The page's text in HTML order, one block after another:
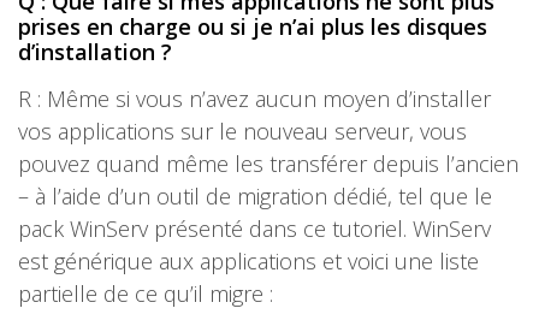
prises en charge ou si je n’ai plus les disques
d’installation ?
R : Même si vous n’avez aucun moyen d’installer
vos applications sur le nouveau serveur, vous
pouvez quand même les transférer depuis l’ancien
– à l’aide d’un outil de migration dédié, tel que le
pack WinServ présenté dans ce tutoriel. WinServ
est générique aux applications et voici une liste
partielle de ce qu’il migre :